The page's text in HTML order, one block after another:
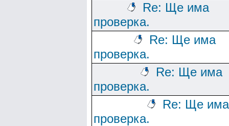
Re: Ще има
проверка.
Re: Ще има
проверка.
Re: Ще има
проверка.
Re: Ще има
проверка.